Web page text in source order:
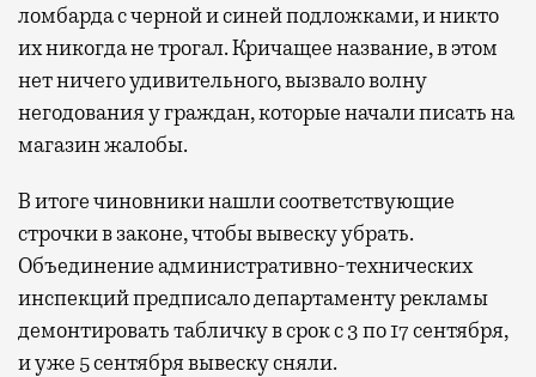
ломбарда с черной и синей подложками, и никто
их никогда не трогал. Кричащее название, в этом
нет ничего удивительного, вызвало волну
негодования у граждан, которые начали писать на
магазин жалобы.
В итоге чиновники нашли соответствующие
строчки в законе, чтобы вывеску убрать.
Объединение административно-технических
инспекций предписало департаменту рекламы
демонтировать табличку в срок с 3 по 17 сентября,
и уже 5 сентября вывеску сняли.